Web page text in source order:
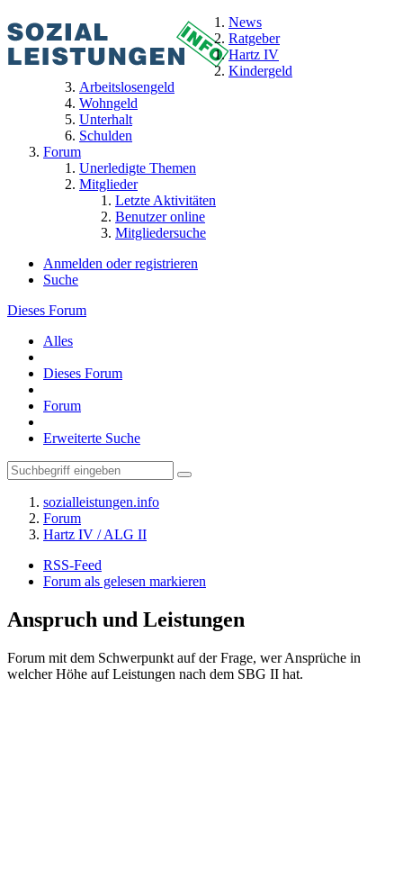
News
Ratgeber
Hartz IV
Kindergeld
Arbeitslosengeld
Wohngeld
Unterhalt
Schulden
Forum
Unerledigte Themen
Mitglieder
Letzte Aktivitäten
Benutzer online
Mitgliedersuche
Anmelden oder registrieren
Suche
Dieses Forum
Alles
Dieses Forum
Forum
Erweiterte Suche
sozialleistungen.info
Forum
Hartz IV / ALG II
RSS-Feed
Forum als gelesen markieren
Anspruch und Leistungen
Forum mit dem Schwerpunkt auf der Frage, wer Ansprüche in
welcher Höhe auf Leistungen nach dem SBG II hat.